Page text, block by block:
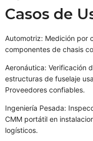
Casos de
Automotriz: Medición por
componentes de chasis
Aeronáutica: Verificación
estructuras de fuselaje
Proveedores confiables.
Ingeniería Pesada:
CMM portátil en
logísticos.